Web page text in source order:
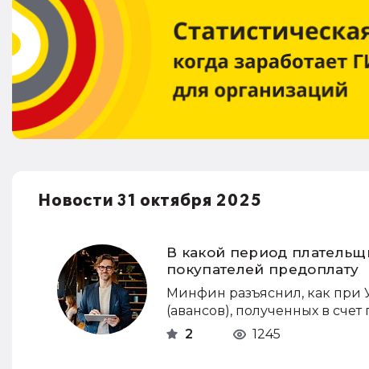
Новости 31 октября 2025
В какой период
покупателей предоплату
Минфин разъяснил, как при
(авансов), полученных в
2
1245